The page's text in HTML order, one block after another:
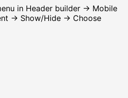
in Header builder -> Mobile
-> Show/Hide -> Choose